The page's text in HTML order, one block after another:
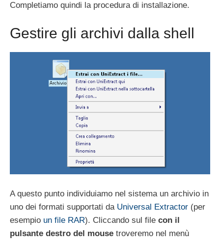
Completiamo quindi la procedura di installazione.
Gestire gli archivi dalla shell
A questo punto individuiamo nel sistema un archivio in
uno dei formati supportati da Universal Extractor (per
esempio un file RAR). Cliccando sul file con il
pulsante destro del mouse troveremo nel menù